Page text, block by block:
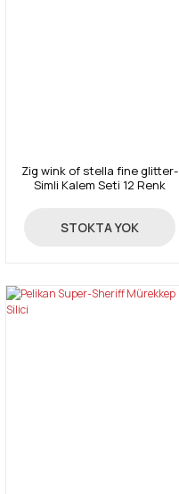
Zig wink of stella fine glitter-
Simli Kalem Seti 12 Renk
19,77 TL
STOKTA YOK